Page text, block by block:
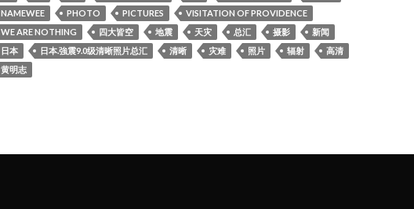
NAMEWEE
PHOTO PICTURES
VISITATION OF PROVIDENCE
WE ARE NOTHING
四大皆空 地震 天灾 总汇 摄影
新闻
日本
日本.強震9.0级清晰照片总汇 清晰 灾难 照片 辐射
高清
黄明志